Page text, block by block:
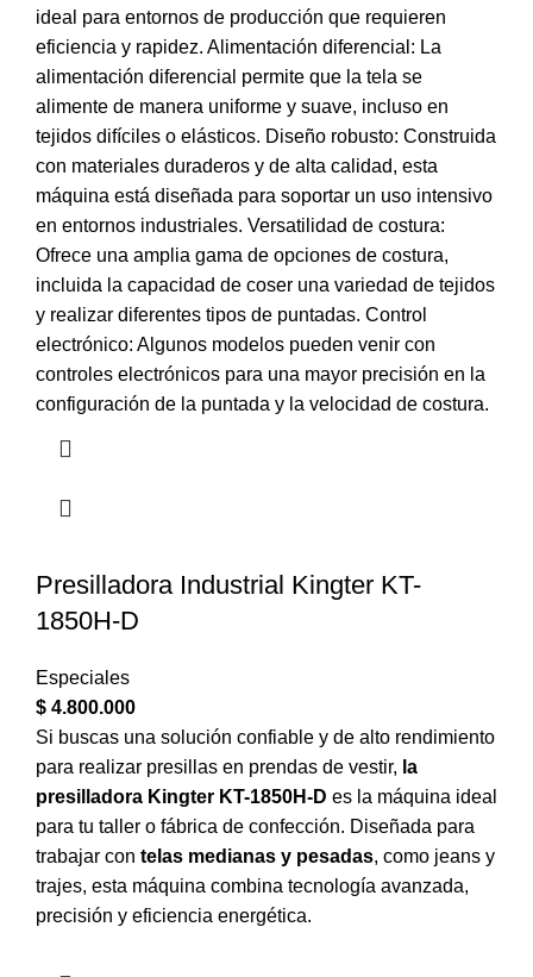
ideal para entornos de producción que requieren
eficiencia y rapidez. Alimentación diferencial: La
alimentación diferencial permite que la tela se
alimente de manera uniforme y suave, incluso en
tejidos difíciles o elásticos. Diseño robusto: Construida
con materiales duraderos y de alta calidad, esta
máquina está diseñada para soportar un uso intensivo
en entornos industriales. Versatilidad de costura:
Ofrece una amplia gama de opciones de costura,
incluida la capacidad de coser una variedad de tejidos
y realizar diferentes tipos de puntadas. Control
electrónico: Algunos modelos pueden venir con
controles electrónicos para una mayor precisión en la
configuración de la puntada y la velocidad de costura.
Presilladora Industrial Kingter KT-
1850H-D
Especiales
$ 4.800.000
Si buscas una solución confiable y de alto rendimiento
para realizar presillas en prendas de vestir, la
presilladora Kingter KT-1850H-D es la máquina ideal
para tu taller o fábrica de confección. Diseñada para
trabajar con telas medianas y pesadas, como jeans y
trajes, esta máquina combina tecnología avanzada,
precisión y eficiencia energética.